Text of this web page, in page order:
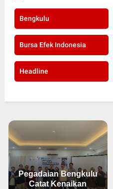
Bengkulu
Bursa Efek Indonesia
Headline
Pegadaian Bengkulu
Catat Kenaikan